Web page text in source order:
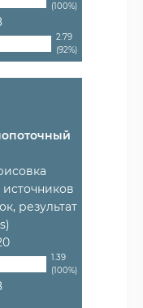
(100%)
2.79
(92%)
результат
1.39
(100%)